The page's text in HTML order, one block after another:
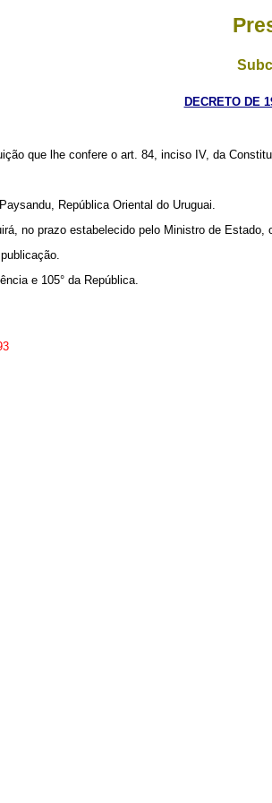
DECRETO DE
que lhe confere o art. 84, inciso IV, da
República Oriental do Uruguai.
no prazo estabelecido pelo Ministro de
e 105° da República.